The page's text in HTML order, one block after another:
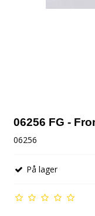
06256 FG -
06256
På lager